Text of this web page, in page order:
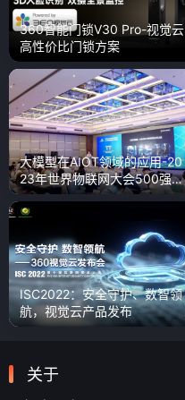
360智能门锁V30 Pro-视觉云
高性价比门锁方案
大模型在AIOT领域的应用-20
23年世界物联网大会500强峰
会演讲
ISC2022：安全守护、数智领
航，视觉云产品发布
关于